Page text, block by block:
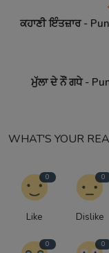
ਕਹਾਣੀ ਇੰਤਜ਼ਾਰ -
ਮੁੱਲਾ ਦੇ ਨੌਂ ਗਧੇ -
WHAT'S YOUR
0
Like
0
Dislike
0 0